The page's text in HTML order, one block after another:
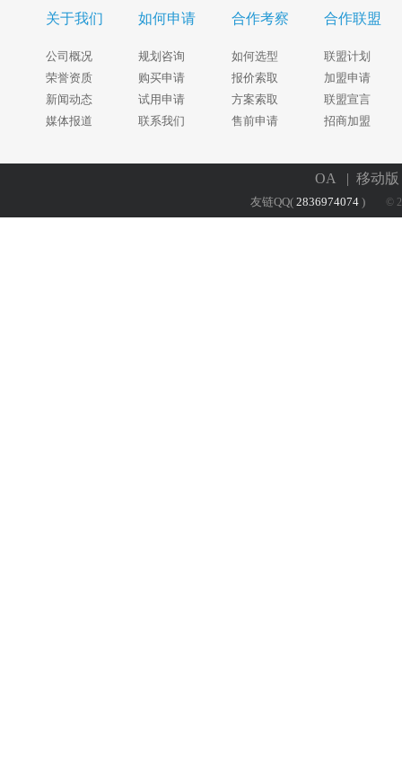
关于我们
公司概况
荣誉资质
新闻动态
媒体报道
如何申请
规划咨询
购买申请
试用申请
联系我们
合作考察
如何选型
报价索取
方案索取
售前申请
合作联盟
联盟计划
加盟申请
联盟宣言
招商加盟
OA | 移动
友链QQ( 2836974074 ) ©